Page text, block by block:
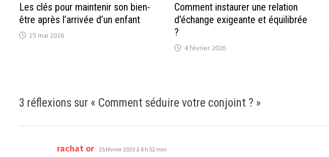
Les clés pour maintenir son bien-
être après l’arrivée d’un enfant
15 mai 2026
Comment instaurer une relation
d’échange exigeante et équilibrée
?
4 février 2026
3 réflexions sur « Comment séduire votre conjoint ? »
rachat or dit :
25 février 2020 à 8 h 52 min